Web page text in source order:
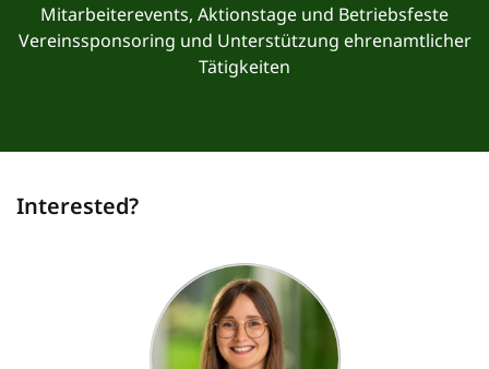
Mitarbeiterevents, Aktionstage und Betriebsfeste
Vereinssponsoring und Unterstützung ehrenamtlicher
Tätigkeiten
Interested?